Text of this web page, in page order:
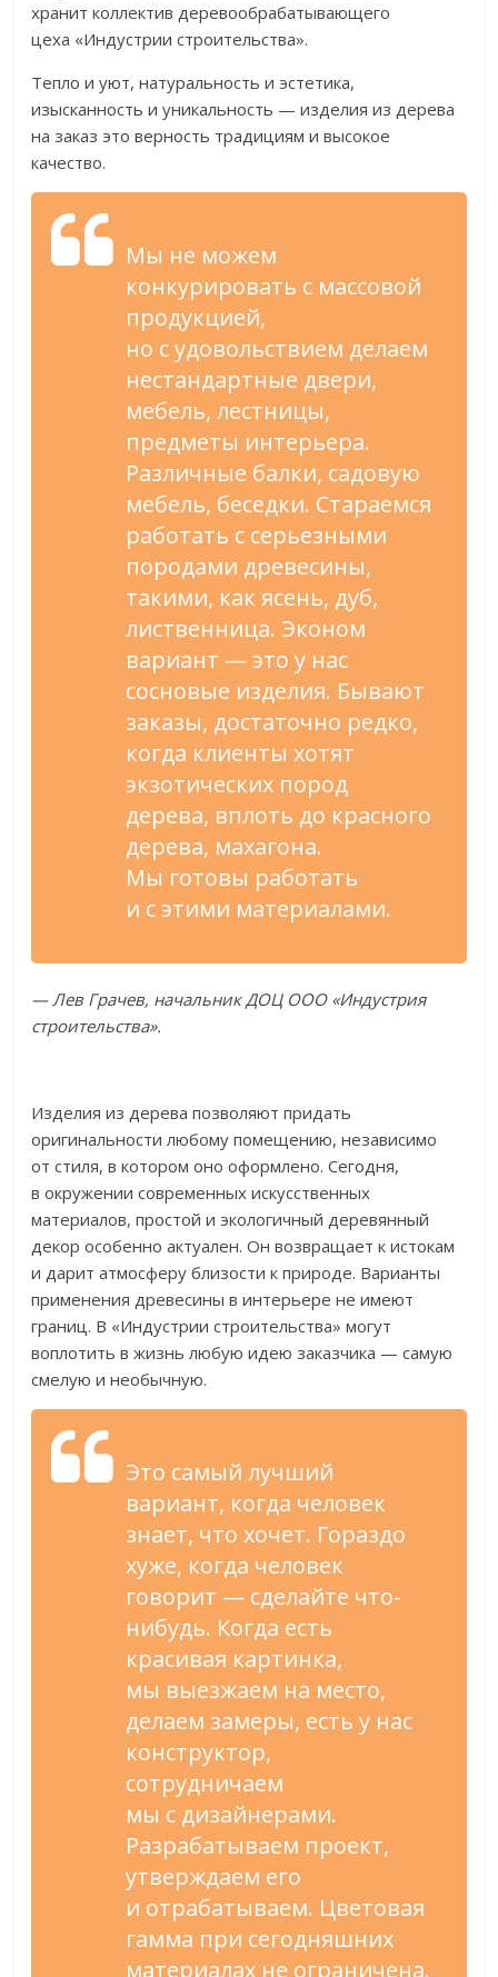
хранит коллектив деревообрабатывающего
цеха «Индустрии строительства».
Тепло и уют, натуральность и эстетика,
изысканность и уникальность — изделия из дерева
на заказ это верность традициям и высокое
качество.
Мы не можем
конкурировать с массовой
продукцией,
но с удовольствием делаем
нестандартные двери,
мебель, лестницы,
предметы интерьера.
Различные балки, садовую
мебель, беседки. Стараемся
работать с серьезными
породами древесины,
такими, как ясень, дуб,
лиственница. Эконом
вариант —это у нас
сосновые изделия. Бывают
заказы, достаточно редко,
когда клиенты хотят
экзотических пород
дерева, вплоть до красного
дерева, махагона.
Мы готовы работать
и с этими материалами.
— Лев Грачев, начальник ДОЦ ООО «Индустрия
строительства».
Изделия из дерева позволяют придать
оригинальности любому помещению, независимо
от стиля, в котором оно оформлено. Сегодня,
в окружении современных искусственных
материалов, простой и экологичный деревянный
декор особенно актуален. Он возвращает к истокам
и дарит атмосферу близости к природе. Варианты
применения древесины в интерьере не имеют
границ. В «Индустрии строительства» могут
воплотить в жизнь любую идею заказчика — самую
смелую и необычную.
Это самый лучший
вариант, когда человек
знает, что хочет. Гораздо
хуже, когда человек
говорит — сделайте что-
нибудь. Когда есть
красивая картинка,
мы выезжаем на место,
делаем замеры, есть у нас
конструктор,
сотрудничаем
мы с дизайнерами.
Разрабатываем проект,
утверждаем его
и отрабатываем. Цветовая
гамма при сегодняшних
материалах не ограничена.